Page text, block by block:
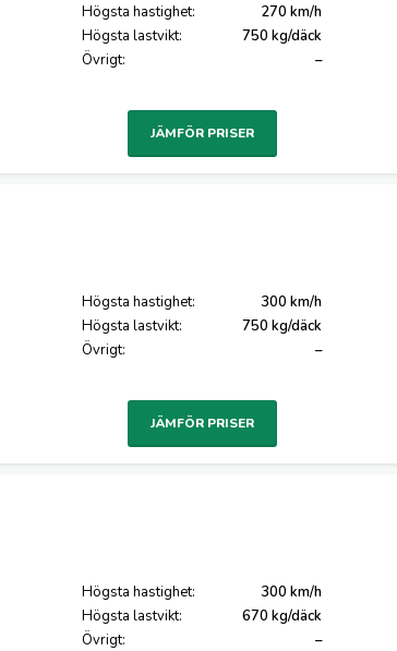
Högsta hastighet:
270 km/h
Högsta lastvikt:
750 kg/däck
Övrigt:
–
JÄMFÖR PRISER
Högsta hastighet:
300 km/h
Högsta lastvikt:
750 kg/däck
Övrigt:
–
JÄMFÖR PRISER
Högsta hastighet:
300 km/h
Högsta lastvikt:
670 kg/däck
Övrigt:
–